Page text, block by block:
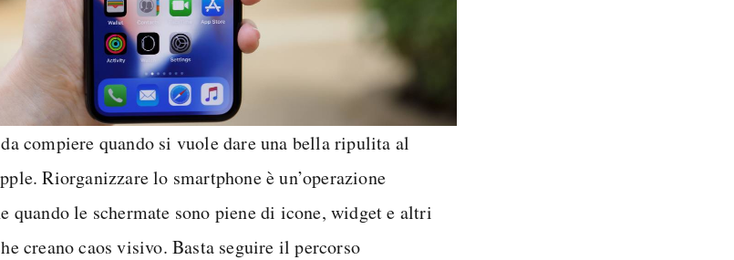
compiere quando si vuole dare una bella ripulita al
Riorganizzare lo smartphone è un’operazione
quando le schermate sono piene di icone, widget e altri
creano caos visivo. Basta seguire il percorso